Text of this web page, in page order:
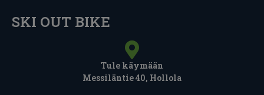
SKI OUT BIKE
Tule käymään
Messiläntie 40, Hollola